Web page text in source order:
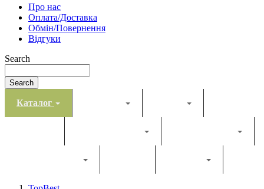
Про нас
Оплата/Доставка
Обмін/Повернення
Відгуки
Search
Search
Каталог